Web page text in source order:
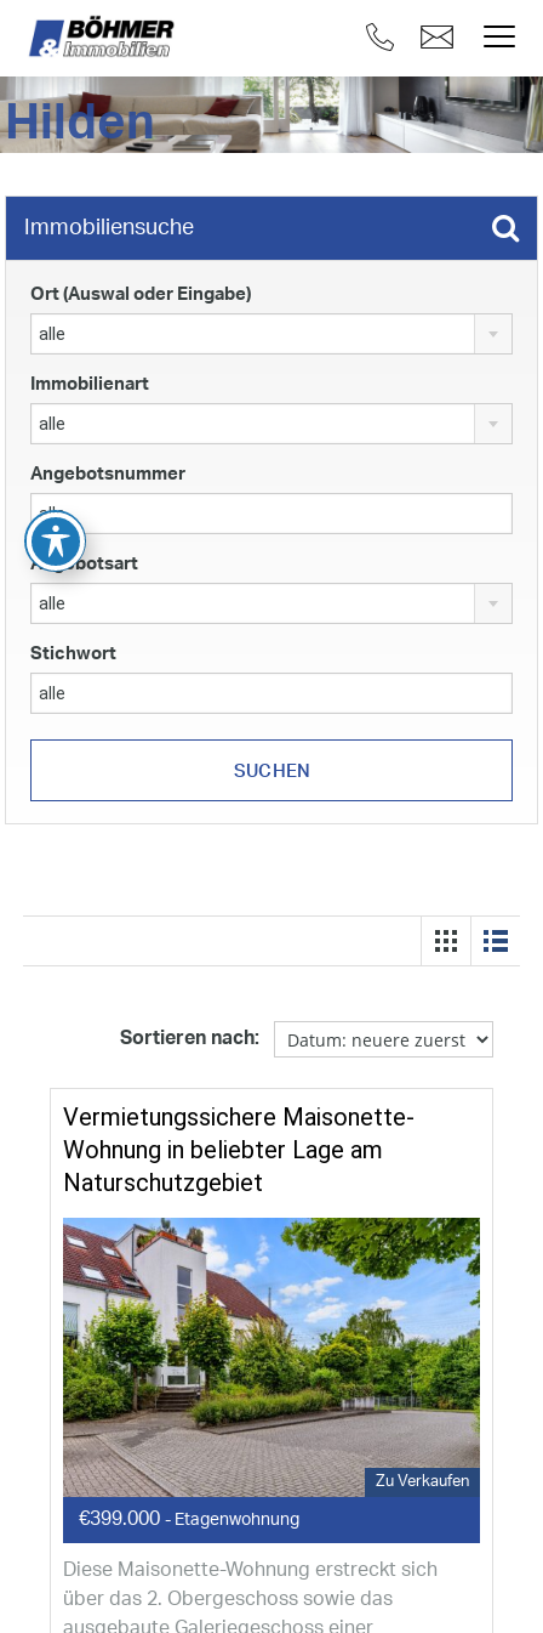
Hilden
Sortieren nach:
Vermietungssichere Maisonette-
Wohnung in beliebter Lage am
Naturschutzgebiet
Zu Verkaufen
€399.000 - Etagenwohnung
Diese Maisonette-Wohnung erstreckt sich
über das 2. Obergeschoss sowie das
ausgebaute Galeriegeschoss einer
Immobiliensuche
Ort (Auswal oder Eingabe)
alle
Immobilienart
alle
Angebotsnummer
Angebotsart
alle
Stichwort